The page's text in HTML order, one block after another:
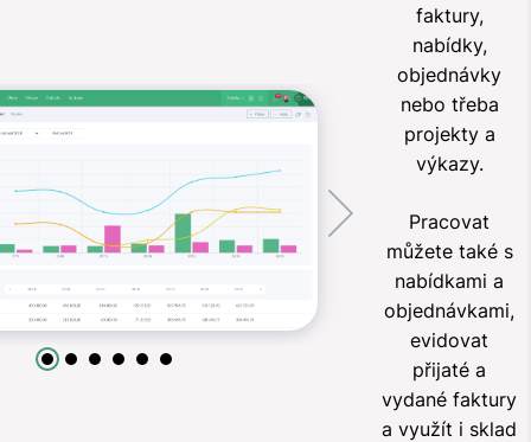
faktury,
nabídky,
objednávky
nebo třeba
projekty a
výkazy.
Pracovat
můžete také s
nabídkami a
objednávkami,
evidovat
přijaté a
vydané faktury
a využít i sklad